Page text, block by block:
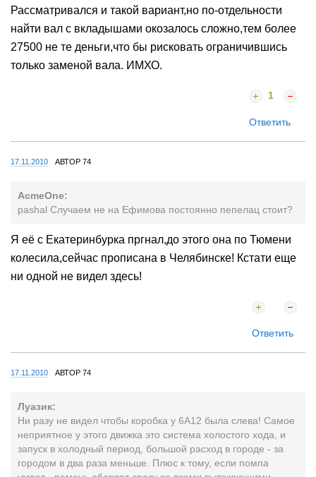
Рассматривался и такой вариант,но по-отдельности
найти вал с вкладышами окозалось сложно,тем более
27500 не те деньги,что бы рисковать ограничившись
только заменой вала. ИМХО.
1
Ответить
17.11.2010 АВТОР 74
AcmeOne:
pashal Случаем не на Ефимова постоянно пепелац стоит?
Я её с Екатеринбурка пргнал,до этого она по Тюмени
колесила,сейчас прописана в Челябинске! Кстати еще
ни одной не видел здесь!
Ответить
17.11.2010 АВТОР 74
Луазик:
Ни разу не видел чтобы коробка y 6A12 была слева! Самое
неприятное у этого движка это система холостого хода, и
запуск в холодный период, большой расход в городе - за
городом в два раза меньше. Плюс к тому, если помпа